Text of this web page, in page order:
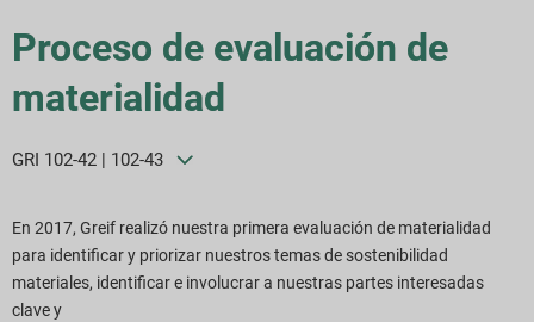
Proceso de evaluación de
materialidad
GRI 102-42 | 102-43
En 2017, Greif realizó nuestra primera evaluación de materialidad
para identificar y priorizar nuestros temas de sostenibilidad
materiales, identificar e involucrar a nuestras partes interesadas
clave y